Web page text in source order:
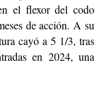
el flexor del codo
de acción. A su
cayó a 5 1/3, tras
en 2024, una